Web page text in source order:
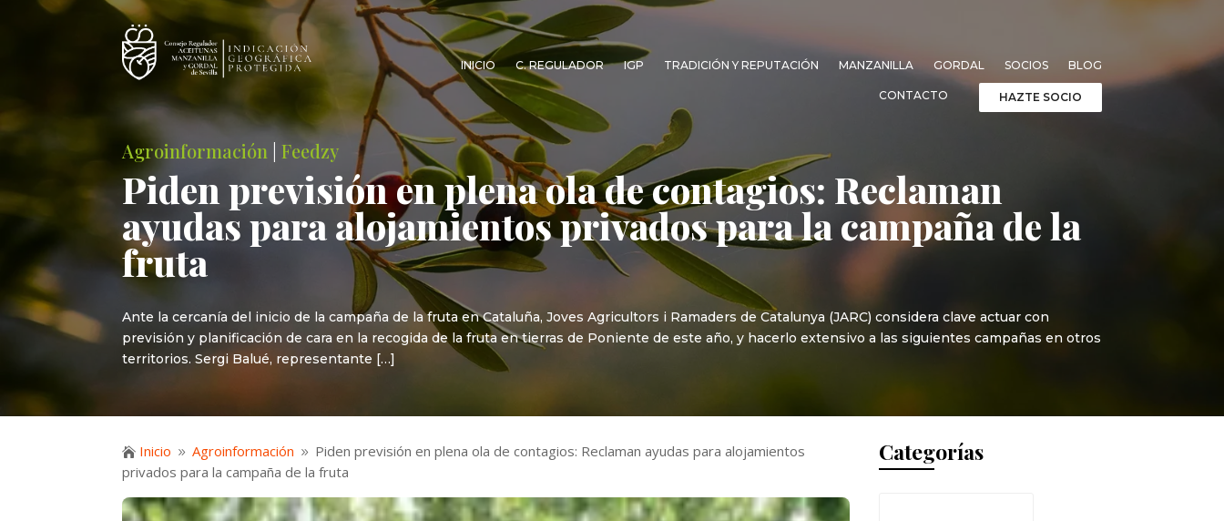
INICIO C. REGULADOR IGP TRADICIÓN Y REPUTACIÓN MANZANILLA GORDAL SOCIOS BLOG
CONTACTO HAZTE SOCIO
Agroinformación |Feedzy
Piden previsión en plena ola de contagios: Reclaman
ayudas para alojamientos privados para la campaña de la
fruta
Ante la cercanía del inicio de la campaña de la fruta en Cataluña, Joves Agricultors i Ramaders de Catalunya (JARC) considera clave actuar con
previsión y planificación de cara en la recogida de la fruta en tierras de Poniente de este año, y hacerlo extensivo a las siguientes campañas en otros
territorios. Sergi Balué, representante […]
 Inicio 9 Agroinformación 9 Piden previsión en plena ola de contagios: Reclaman ayudas para alojamientos
privados para la campaña de la fruta
Categorías